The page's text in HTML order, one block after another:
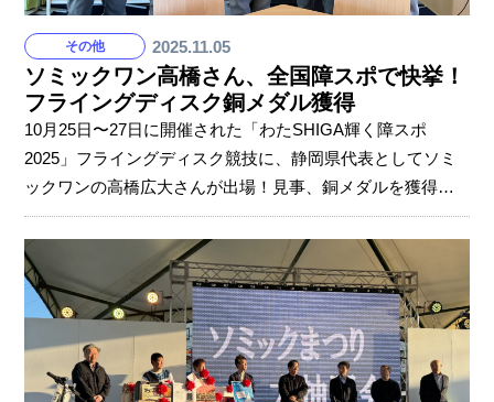
その他 2025.11.05
ソミックワン高橋さん、全国障スポで快挙！
フライングディスク銅メダル獲得
10月25日〜27日に開催された「わたSHIGA輝く障スポ
2025」フライングディスク競技に、静岡県代表としてソミ
ックワンの高橋広大さんが出場！見事、銅メダルを獲得し
ました。 フライングディスクは、身体障害・知的障害のあ
る選手が樹脂製の円盤を投げて競う競技です。高橋さん
は、円形ゴールを狙う「アキュラシー」で3位、飛距離を競
う「ディスタンス」では6位と、素晴らしい成績を収めまし
高橋さんは特別支援学校時代から約10年の競技経験がある
ものの、全国大会でのメダル獲得は今回が初めてとのこ